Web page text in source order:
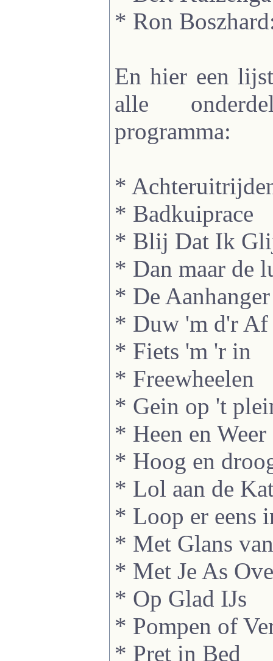
* Ron
En hier een
alle
programma:
*
* Badkuiprace
* Blij Dat Ik
* Dan maar de
* De
* Duw 'm d'r Af
* Fiets 'm 'r in
* Freewheelen
* Gein op 't
* Heen en Weer
* Hoog en
* Lol aan de
* Loop er eens
* Met Glans
* Met Je As
* Op Glad IJs
* Pompen of
* Pret in Bed